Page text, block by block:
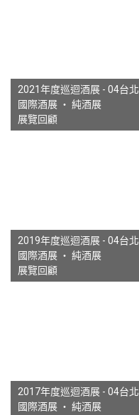
2021年度巡迴酒展 - 04台北
國際酒展 ‧ 純酒展
展覽回顧
2019年度巡迴酒展 - 04台北
國際酒展 ‧ 純酒展
展覽回顧
2017年度巡迴酒展 - 04台北
國際酒展 ‧ 純酒展